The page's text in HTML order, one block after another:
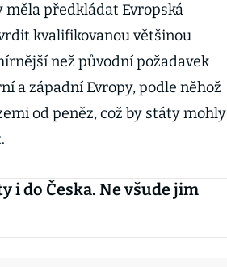
měla předkládat Evropská
kvalifikovanou většinou
než původní požadavek
a západní Evropy, podle něhož
od peněz, což by státy mohly
i do Česka. Ne všude jim